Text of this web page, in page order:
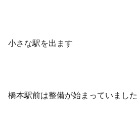
小さな駅を出ます
橋本駅前は整備が始まっていました